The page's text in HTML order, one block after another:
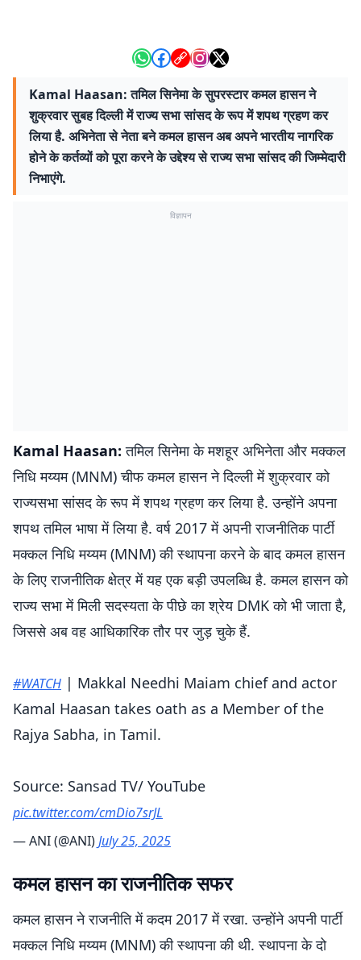
Kamal Haasan: तमिल सिनेमा के सुपरस्टार कमल हासन ने
शुक्रवार सुबह दिल्ली में राज्य सभा सांसद के रूप में शपथ ग्रहण कर
लिया है. अभिनेता से नेता बने कमल हासन अब अपने भारतीय नागरिक
होने के कर्तव्यों को पूरा करने के उद्देश्य से राज्य सभा सांसद की जिम्मेदारी
निभाएंगे.
विज्ञापन
Kamal Haasan: तमिल सिनेमा के मशहूर अभिनेता और मक्कल
निधि मय्यम (MNM) चीफ कमल हासन ने दिल्ली में शुक्रवार को
राज्यसभा सांसद के रूप में शपथ ग्रहण कर लिया है. उन्होंने अपना
शपथ तमिल भाषा में लिया है. वर्ष 2017 में अपनी राजनीतिक पार्टी
मक्कल निधि मय्यम (MNM) की स्थापना करने के बाद कमल हासन
के लिए राजनीतिक क्षेत्र में यह एक बड़ी उपलब्धि है. कमल हासन को
राज्य सभा में मिली सदस्यता के पीछे का श्रेय DMK को भी जाता है,
जिससे अब वह आधिकारिक तौर पर जुड़ चुके हैं.
#WATCH | Makkal Needhi Maiam chief and actor
Kamal Haasan takes oath as a Member of the
Rajya Sabha, in Tamil.
Source: Sansad TV/ YouTube
pic.twitter.com/cmDio7srJL
— ANI (@ANI)July 25, 2025
कमल हासन का राजनीतिक सफर
कमल हासन ने राजनीति में कदम 2017 में रखा. उन्होंने अपनी पार्टी
मक्कल निधि मय्यम (MNM) की स्थापना की थी. स्थापना के दो